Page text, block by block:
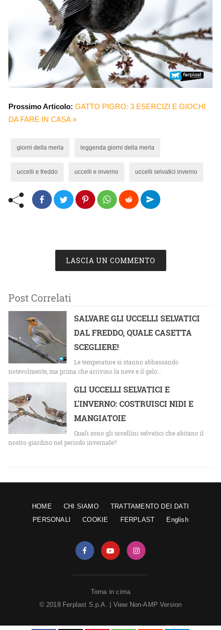
Prossimo Articolo: GATTO PIGRO: 3 ESERCIZI E GIOCHI
DA FARE IN CASA »
giorni della merla leggenda giorni della merla
uccelli e freddo uccelli e inverno uccelli selvatici inverno
LASCIA UN COMMENTO
Post Correlati
SALVARE GLI UCCELLI SELVATICI
DAL FREDDO, QUALE CASETTA
SCEGLIERE!
Le temperature si stanno abbassando
notevolmente, ma prima che arrivino la neve e il gelo…
GLI UCCELLI SELVATICI E
L’INVERNO: COSTRUISCI NIDI E
MANGIATOIE
Quali sono gli uccellini selvatici che abitano il
nostro giardino nel periodo invernale?
HOME CHI SIAMO
TRATTAMENTO DEI DATI
PERSONALI
COOKIE FERPLAST English
Torna in cima
© 2018 Ferplast S.p.A. | View Non-AMP Version